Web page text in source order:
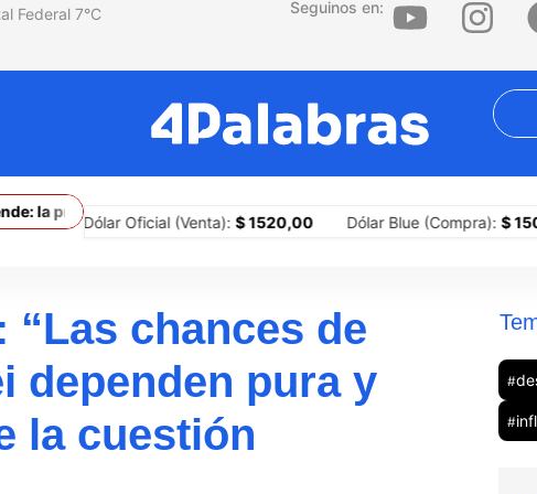
7°C Seguinos en:
la primera ciudad del país en implementar portones para sitiar barrios
Dólar Oficial (Venta):$ 1520,00 Dólar Blue (Compra):$ 1505,00
chances de
dependen pura y
la cuestión
#
#